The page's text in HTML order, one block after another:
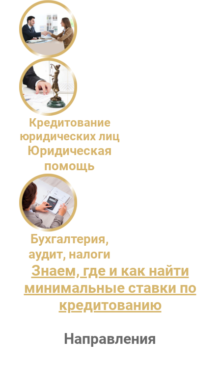
Кредитование
юридических лиц
Юридическая
помощь
Бухгалтерия,
аудит, налоги
Знаем, где и как найти
минимальные ставки по
кредитованию
Направления